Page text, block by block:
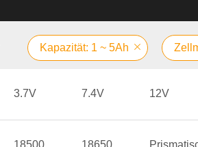
Kapazität: 1 ~ 5Ah
3.7V 7.4V 12V
18500 18650